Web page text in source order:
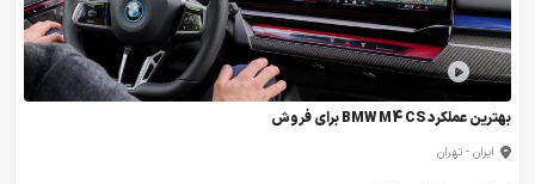
بهترین عملکرد BMW M4 CS برای فروش
ایران - تهران